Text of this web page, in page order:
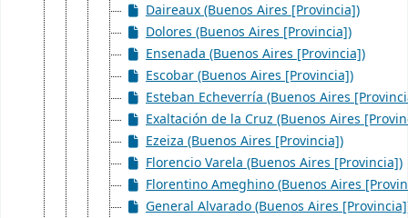
Daireaux (Buenos Aires [Provincia])
Dolores (Buenos Aires [Provincia])
Ensenada (Buenos Aires [Provincia])
Escobar (Buenos Aires [Provincia])
Esteban Echeverría (Buenos Aires
Exaltación de la Cruz (Buenos Aires
Ezeiza (Buenos Aires [Provincia])
Florencio Varela (Buenos Aires [Provincia])
Florentino Ameghino (Buenos Aires
General Alvarado (Buenos Aires